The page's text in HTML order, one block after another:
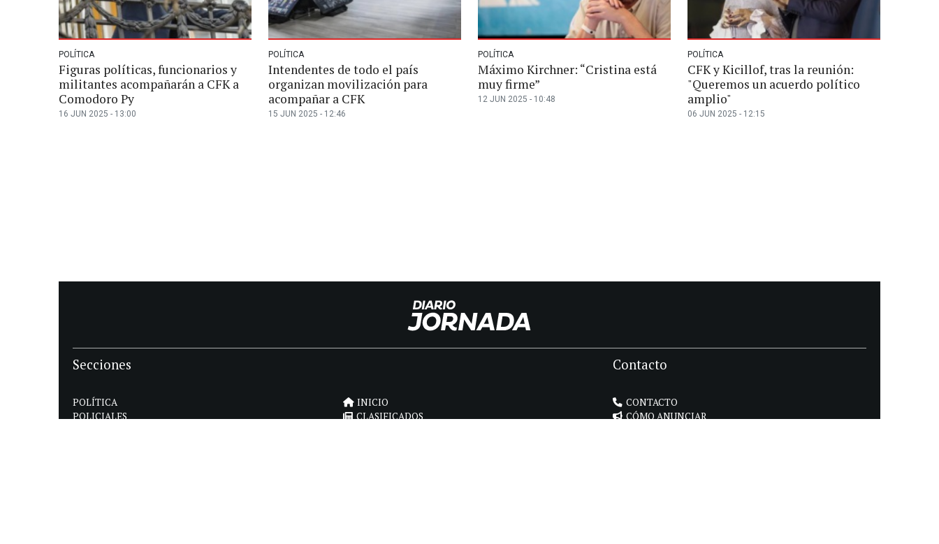
POLÍTICA
Figuras políticas, funcionarios y
militantes acompañarán a CFK a
Comodoro Py
16 JUN 2025 - 13:00
POLÍTICA
Intendentes de todo el país
organizan movilización para
acompañar a CFK
15 JUN 2025 - 12:46
POLÍTICA
Máximo Kirchner: “Cristina está
muy firme”
12 JUN 2025 - 10:48
POLÍTICA
CFK y Kicillof, tras la reunión:
"Queremos un acuerdo político
amplio"
06 JUN 2025 - 12:15
Secciones
POLÍTICA
POLICIALES
INICIO
CLASIFICADOS
Contacto
CONTACTO
CÓMO ANUNCIAR